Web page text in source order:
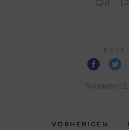
0
RODE
November
VORHERIGEN